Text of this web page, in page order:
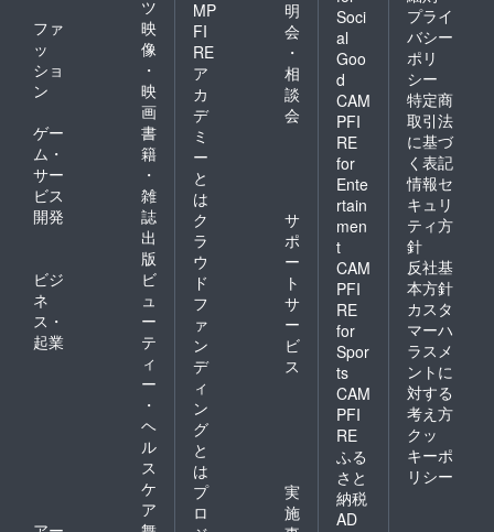
ツ
ファ
ッ
ショ
ン
映
像
・
映
画
ゲー
ム・
サー
ビス
開発
書
籍
・
雑
誌
出
版
ビジ
ネ
ス・
起業
ビ
ュ
ー
テ
ィ
ー
・
ヘ
ル
ス
ケ
ア
MP
FI
RE
ア
カ
デ
ミ
ー
と
は
明
会
・
相
談
会
ク
ラ
ウ
ド
フ
ァ
ン
デ
ィ
ン
グ
と
は
サ
ポ
ー
ト
サ
ー
ビ
ス
プ
ロ
実
施
Soci
al
Goo
d
CAM
PFI
RE
for
Ente
rtain
men
t
CAM
PFI
RE
for
Spor
ts
CAM
PFI
RE
ふる
さと
納税
AD
プライ
バシー
ポリ
シー
特定商
取引法
に基づ
く表記
情報セ
キュリ
ティ方
針
反社基
本方針
カスタ
マーハ
ラスメ
ントに
対する
考え方
クッ
キーポ
リシー